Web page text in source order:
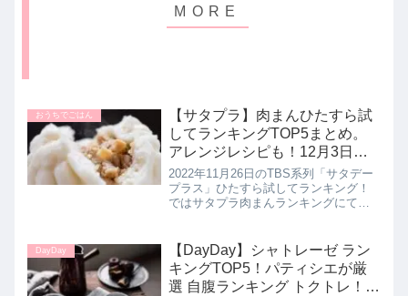
おうちでごはん
【サタプラ】肉まんひたすら試
してランキングTOP5まとめ。
アレンジレシピも！12月3日
【サタデープラス】
2022年11月26日のTBS系列「サタデー
プラス」ひたすら試してランキング！
ではサタプラ肉まんランキングにて独
介します。人気の肉まん12種類をひた
すら試して決定した５品はどれも絶
品！
DayDay
【DayDay】シャトレーゼ ラン
キングTOP5！パティシエが厳
選 自腹ランキング トクトレ！2